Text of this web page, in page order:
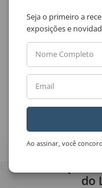
Marcelo Grassmann
Seja o primeiro a
exposições e
Nome Completo
Email
Ao assinar, você
do